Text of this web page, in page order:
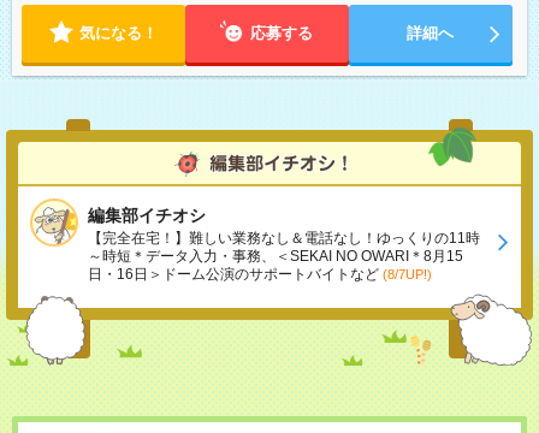
気になる！ 応募する 詳細へ
編集部イチオシ
【完全在宅！】難しい業務なし＆電話なし！ゆっくりの11時
～時短＊データ入力・事務、＜SEKAI NO OWARI＊8月15
日・16日＞ドーム公演のサポートバイトなど (8/7UP!)